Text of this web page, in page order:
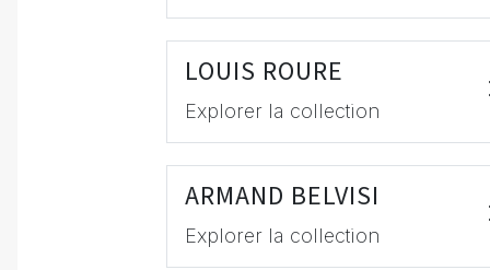
LOUIS ROURE
Explorer la collection
ARMAND BELVISI
Explorer la collection